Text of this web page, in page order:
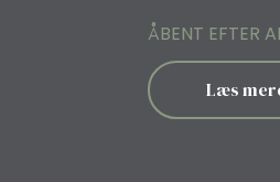
ÅBENT EFTER
Læs